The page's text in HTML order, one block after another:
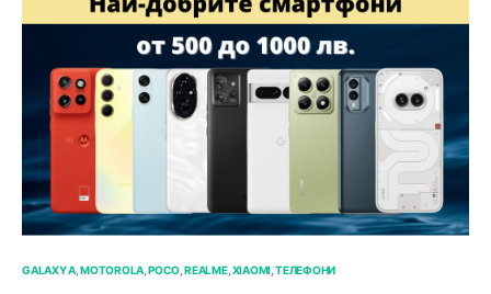
GALAXY A MOTOROLA POCO REALME XIAOMI ТЕЛЕФОНИ